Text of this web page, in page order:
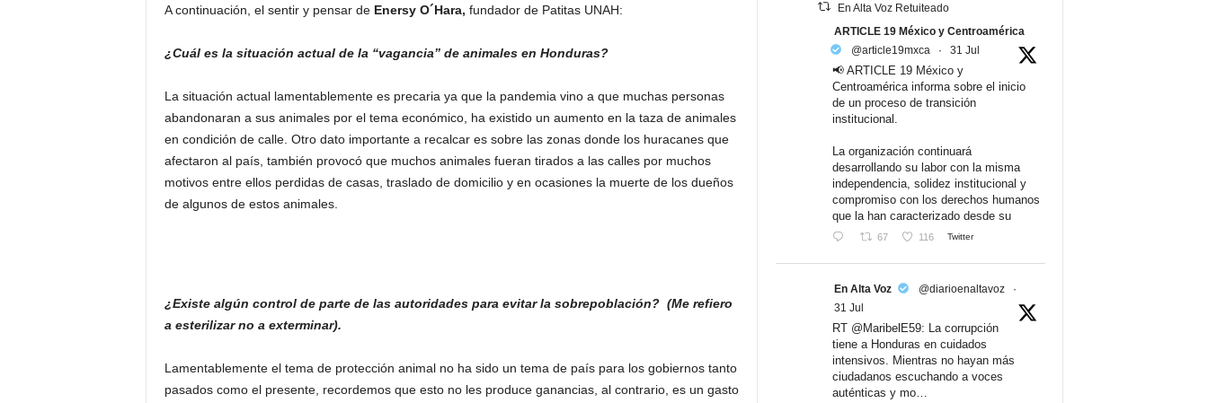
A continuación, el sentir y pensar de Enersy O´Hara, fundador de Patitas UNAH:
¿Cuál es la situación actual de la “vagancia” de animales en Honduras?
La situación actual lamentablemente es precaria ya que la pandemia vino a que muchas personas
abandonaran a sus animales por el tema económico, ha existido un aumento en la taza de animales
en condición de calle. Otro dato importante a recalcar es sobre las zonas donde los huracanes que
afectaron al país, también provocó que muchos animales fueran tirados a las calles por muchos
motivos entre ellos perdidas de casas, traslado de domicilio y en ocasiones la muerte de los dueños
de algunos de estos animales.
¿Existe algún control de parte de las autoridades para evitar la sobrepoblación? (Me refiero
a esterilizar no a exterminar).
Lamentablemente el tema de protección animal no ha sido un tema de país para los gobiernos tanto
pasados como el presente, recordemos que esto no les produce ganancias, al contrario, es un gasto
En Alta Voz Retuiteado
ARTICLE 19 México y Centroamérica
@article19mxca
· 31 Jul
📢 ARTICLE 19 México y
Centroamérica informa sobre el inicio
de un proceso de transición
institucional.
La organización continuará
desarrollando su labor con la misma
independencia, solidez institucional y
compromiso con los derechos humanos
que la han caracterizado desde su
67 116 Twitter
En Alta Voz @diarioenaltavoz
·
31 Jul
RT @MaribelE59: La corrupción
tiene a Honduras en cuidados
intensivos. Mientras no hayan más
ciudadanos escuchando a voces
auténticas y mo…